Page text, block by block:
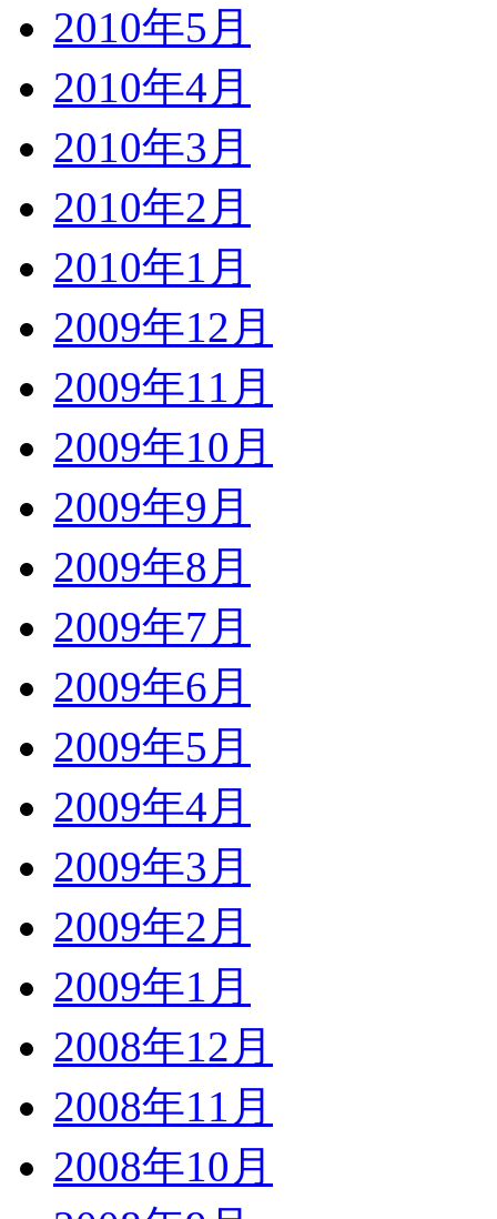
2010年5月
2010年4月
2010年3月
2010年2月
2010年1月
2009年12月
2009年11月
2009年10月
2009年9月
2009年8月
2009年7月
2009年6月
2009年5月
2009年4月
2009年3月
2009年2月
2009年1月
2008年12月
2008年11月
2008年10月